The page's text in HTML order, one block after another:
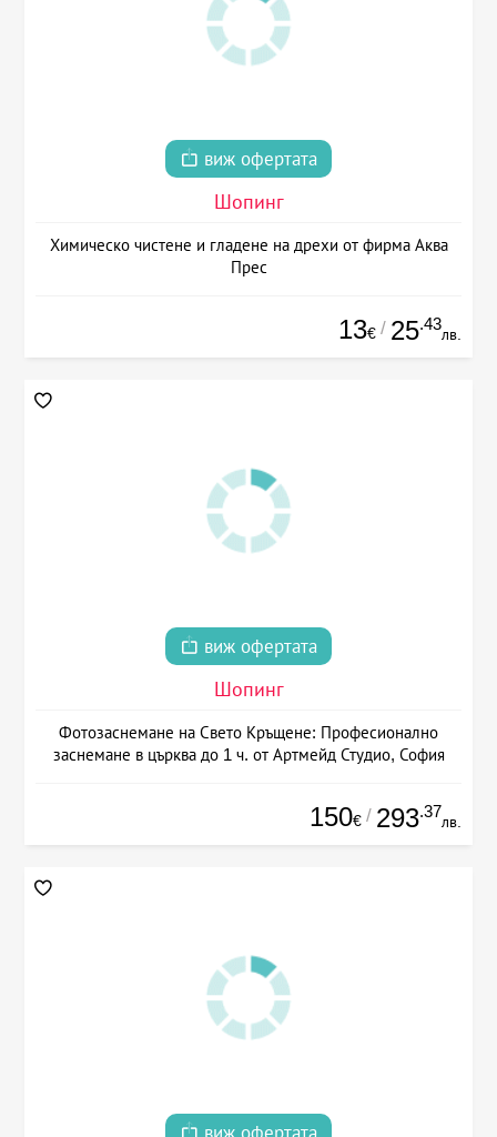
виж офертата
Шопинг
Химическо чистене и гладене на дрехи от фирма Аква
Прес
13€ / 25.43
лв.
виж офертата
Шопинг
Фотозаснемане на Свето Кръщене: Професионално
заснемане в църква до 1 ч. от Артмейд Студио, София
150€ / 293.37
лв.